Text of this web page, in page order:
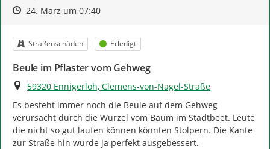
Zeitpunkt des Erstellens
Zeitpunkt des Erstellens
24. März um 07:40Zur Äußerung
Kategorie
Straßenschäden Status
Erledigt
Beule im Pflaster vom Gehweg
Ort
59320 Ennigerloh, Clemens-von-Nagel-Straße
Es besteht immer noch die Beule auf dem Gehweg
verursacht durch die Wurzel vom Baum im Stadtbeet. Leute
die nicht so gut laufen können könnten Stolpern. Die Kante
zur Straße hin wurde ja perfekt ausgebessert.